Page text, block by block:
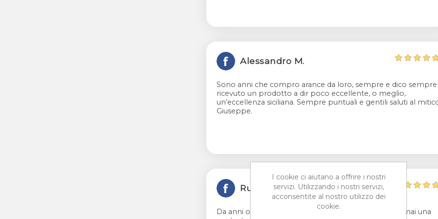
Alessandro M.
Sono anni che compro arance da loro, sempre e dico sempre
ricevuto un prodotto a dir poco eccellente, o meglio,
un’eccellenza siciliana. Sempre puntuali e gentili saluti al
Giuseppe.
Russo I.
Da anni ormai ordino solo da loro. Mai un problema,mai una
I cookie ci aiutano a offrire i nostri
servizi. Utilizzando i nostri servizi,
acconsentite al nostro utilizzo dei
cookie.